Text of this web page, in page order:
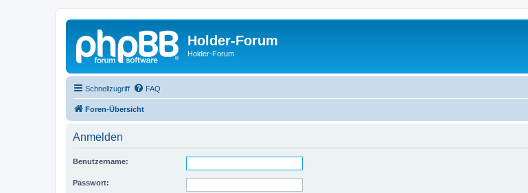
Holder-Forum
Holder-Forum
Schnellzugriff FAQ
Foren-Übersicht
Anmelden
Benutzername:
Passwort: